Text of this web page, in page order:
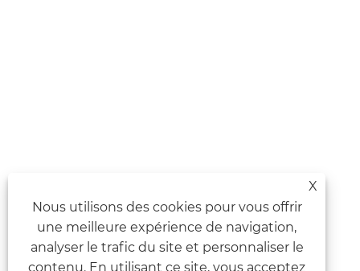
X
Nous utilisons des cookies pour vous offrir
une meilleure expérience de navigation,
analyser le trafic du site et personnaliser le
contenu. En utilisant ce site, vous acceptez